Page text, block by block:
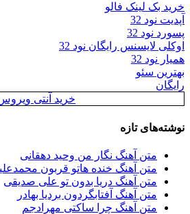
خرید بک لینک فالو
آپدیت نود 32
پسورد نود 32
اوکلی لایسنس رایگان نود 32
همیار نود 32
بهترین سئو
رایگان
خرید آنتی
نوشته‌های تازه
متن آهنگ نگار من وحید دهقانی
متن آهنگ خنده هاتو قربون
متن آهنگ دریا بدون تو علی صدیقی
متن آهنگ آفتابگردون بردیا بهادر
متن آهنگ چرا ساکتی مهرادجم